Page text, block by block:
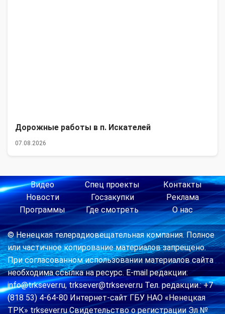
Дорожные работы в п. Искателей
07.08.2026
Видео
Новости
Программы
Спец проекты
Госзакупки
Где смотреть
Контакты
Реклама
О нас
© Ненецкая телерадиовещательная компания. Полное
или частичное копирование материалов запрещено.
При согласованном использовании материалов сайта
необходима ссылка на ресурс. E-mail редакции:
info@trksever.ru, trksever@trksever.ru Тел. редакции.: +7
(818 53) 4-64-80 Интернет-сайт ГБУ НАО «Ненецкая
ТРК» trksever.ru Свидетельство о регистрации Эл №